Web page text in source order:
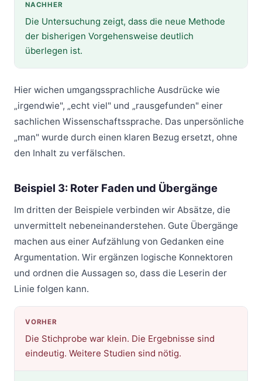
NACHHER
Die Untersuchung zeigt, dass die neue Methode
der bisherigen Vorgehensweise deutlich
überlegen ist.
Hier wichen umgangssprachliche Ausdrücke wie
„irgendwie", „echt viel" und „rausgefunden" einer
sachlichen Wissenschaftssprache. Das unpersönliche
„man" wurde durch einen klaren Bezug ersetzt, ohne
den Inhalt zu verfälschen.
Beispiel 3: Roter Faden und Übergänge
Im dritten der Beispiele verbinden wir Absätze, die
unvermittelt nebeneinanderstehen. Gute Übergänge
machen aus einer Aufzählung von Gedanken eine
Argumentation. Wir ergänzen logische Konnektoren
und ordnen die Aussagen so, dass die Leserin der
Linie folgen kann.
VORHER
Die Stichprobe war klein. Die Ergebnisse sind
eindeutig. Weitere Studien sind nötig.